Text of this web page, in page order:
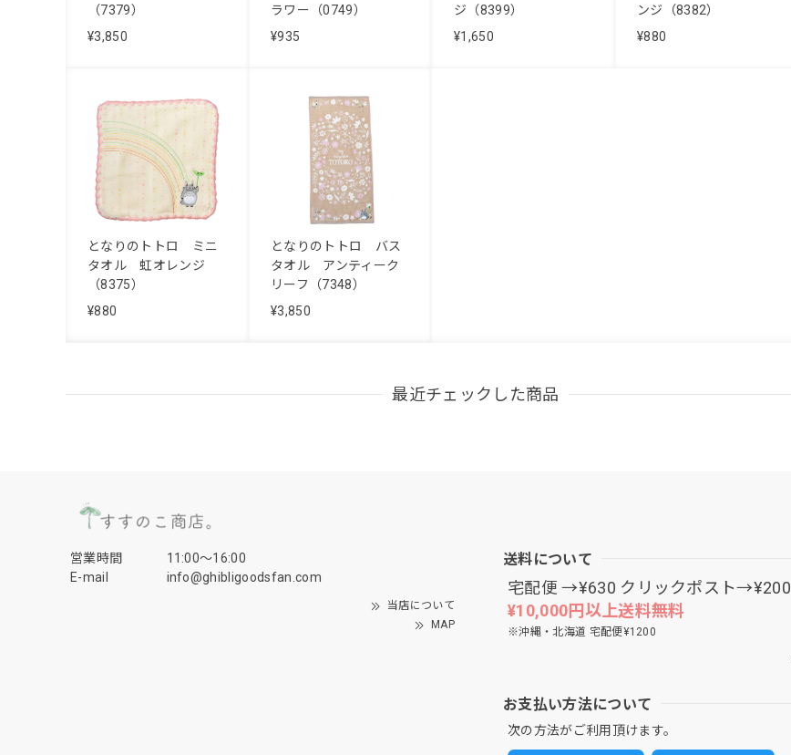
（7379）
¥3,850
ラワー（0749）
¥935
ジ（8399）
¥1,650
ンジ（8382）
¥880
となりのトトロ ミニ
タオル 虹オレンジ
（8375）
¥880
となりのトトロ バス
タオル アンティーク
リーフ（7348）
¥3,850
最近チェックした商品
営業時間
11:00〜16:00
E-mail
info@ghibligoodsfan.com
当店について
MAP
送料について
宅配便 →¥630 クリックポスト→¥200
¥10,000円以上送料無料
※沖縄・北海道 宅配便¥1200
お支払い方法について
次の方法がご利用頂けます。